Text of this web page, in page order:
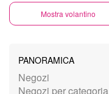
Mostra volantino
PANORAMICA
Negozi
Negozi per categoria